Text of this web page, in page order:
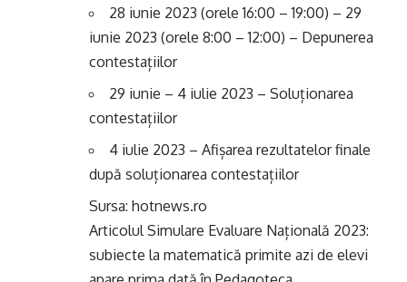
28 iunie 2023 (orele 16:00 – 19:00) – 29
iunie 2023 (orele 8:00 – 12:00) – Depunerea
contestațiilor
29 iunie – 4 iulie 2023 – Soluționarea
contestațiilor
4 iulie 2023 – Afișarea rezultatelor finale
după soluționarea contestațiilor
Sursa: hotnews.ro
ArticolulSimulare Evaluare Națională 2023:
subiecte la matematică primite azi de elevi